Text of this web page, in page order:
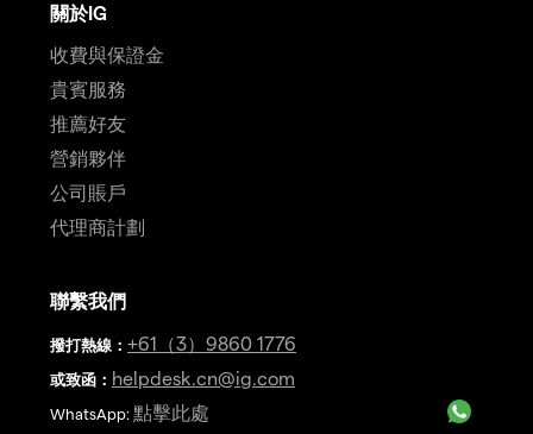
關於IG
收費與保證金
貴賓服務
推薦好友
營銷夥伴
公司賬戶
代理商計劃
聯繫我們
撥打熱線 ： +61（3）9860 1776
或致函： helpdesk.cn@ig.com
WhatsApp: 點擊此處